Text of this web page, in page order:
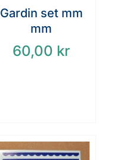
Gardin set mm
mm
60,00 kr